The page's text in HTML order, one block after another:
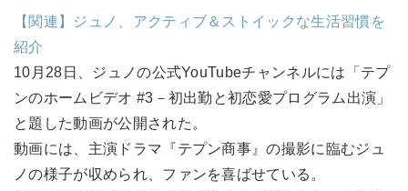
【関連】ジュノ、アクティブ＆ストイックな生活習慣を
紹介
10月28日、ジュノの公式YouTubeチャンネルには「テプ
ンのホームビデオ #3－初出勤と初恋愛プログラム出演」
と題した動画が公開された。
動画には、主演ドラマ『テプン商事』の撮影に臨むジュ
ノの様子が収められ、ファンを喜ばせている。